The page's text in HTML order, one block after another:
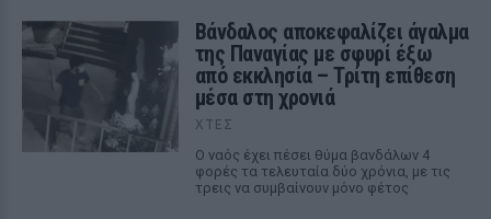
Βάνδαλος αποκεφαλίζει άγαλμα
της Παναγίας με σφυρί έξω
από εκκλησία – Τρίτη επίθεση
μέσα στη χρονιά
ΧΤΕΣ
Ο ναός έχει πέσει θύμα βανδάλων 4
φορές τα τελευταία δύο χρόνια, με τις
τρεις να συμβαίνουν μόνο φέτος